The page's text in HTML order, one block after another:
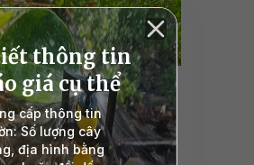
xa tới 4 mét